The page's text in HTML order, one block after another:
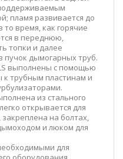
пламя развивается до
то время, как горячие
в переднюю,
топки и далее
дымогарных труб.
выполнены с помощью
к трубным пластинам и
из стального
открывается для
на болтах,
и люком для
для